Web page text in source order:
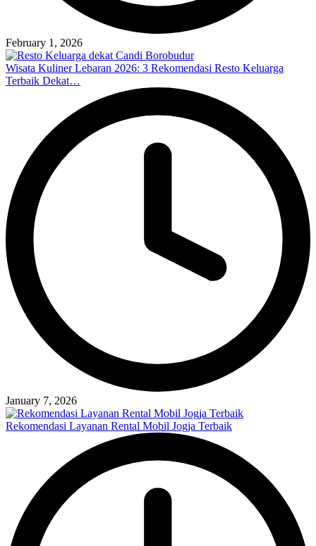
February 1, 2026
Wisata Kuliner Lebaran 2026: 3 Rekomendasi Resto Keluarga
Terbaik Dekat…
January 7, 2026
Rekomendasi Layanan Rental Mobil Jogja Terbaik